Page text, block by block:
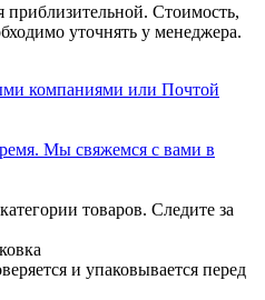
приблизительной. Стоимость,
уточнять у менеджера.
компаниями или Почтой
Мы свяжемся с вами в
товаров. Следите за
и упаковывается перед